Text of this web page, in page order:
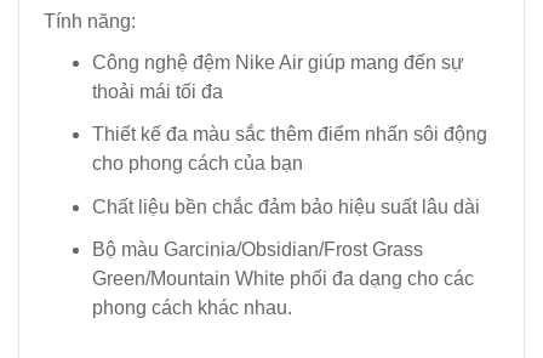
Tính năng:
Công nghệ đệm Nike Air giúp mang đến sự
thoải mái tối đa
Thiết kế đa màu sắc thêm điểm nhấn sôi động
cho phong cách của bạn
Chất liệu bền chắc đảm bảo hiệu suất lâu dài
Bộ màu Garcinia/Obsidian/Frost Grass
Green/Mountain White phối đa dạng cho các
phong cách khác nhau.